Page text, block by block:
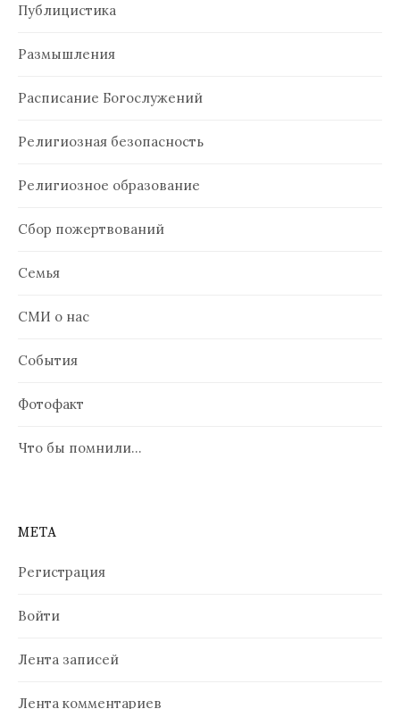
Публицистика
Размышления
Расписание Богослужений
Религиозная безопасность
Религиозное образование
Сбор пожертвований
Семья
СМИ о нас
События
Фотофакт
Что бы помнили…
МЕТА
Регистрация
Войти
Лента записей
Лента комментариев